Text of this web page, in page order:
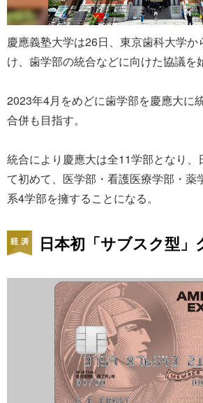
慶應義塾大学は26日、東京歯科大学か
け、歯学部の統合などに向けた協議を
2023年4月をめどに歯学部を慶應大に
合併も目指す。
統合により慶應大は全11学部となり、
て初めて、医学部・看護医療学部・薬
系4学部を擁することになる。
日本初「サブスク型」